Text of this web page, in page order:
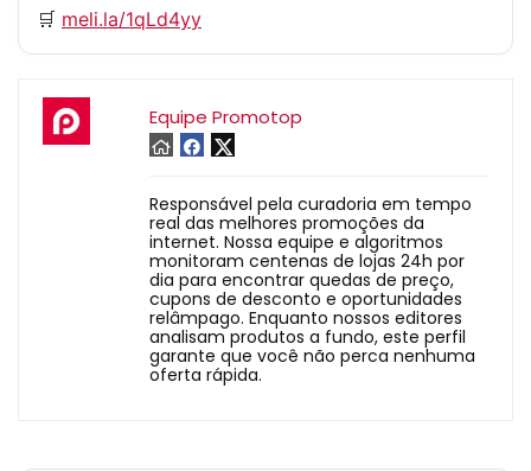
🛒 meli.la/1qLd4yy
Equipe Promotop
Responsável pela curadoria em tempo
real das melhores promoções da
internet. Nossa equipe e algoritmos
monitoram centenas de lojas 24h por
dia para encontrar quedas de preço,
cupons de desconto e oportunidades
relâmpago. Enquanto nossos editores
analisam produtos a fundo, este perfil
garante que você não perca nenhuma
oferta rápida.